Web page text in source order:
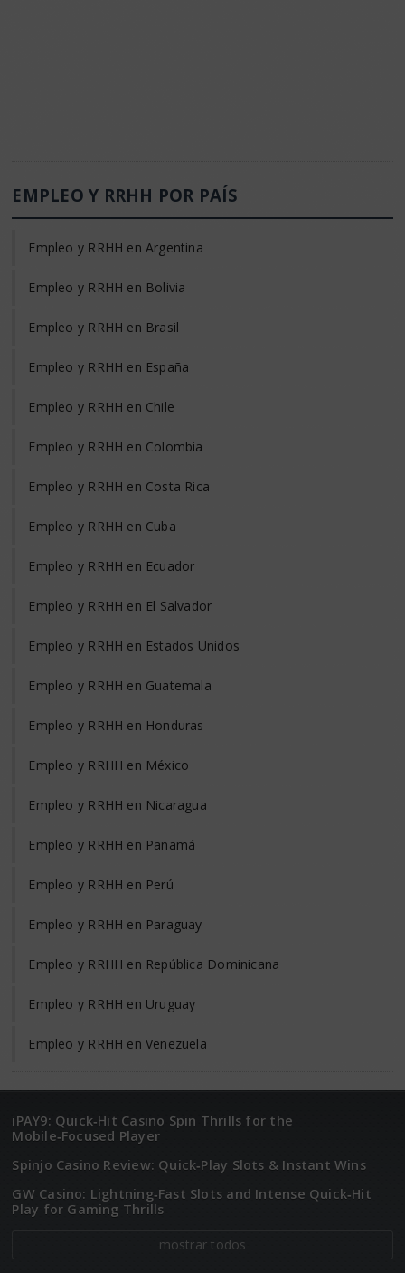
EMPLEO Y RRHH POR PAÍS
Empleo y RRHH en Argentina
Empleo y RRHH en Bolivia
Empleo y RRHH en Brasil
Empleo y RRHH en España
Empleo y RRHH en Chile
Empleo y RRHH en Colombia
Empleo y RRHH en Costa Rica
Empleo y RRHH en Cuba
Empleo y RRHH en Ecuador
Empleo y RRHH en El Salvador
Empleo y RRHH en Estados Unidos
Empleo y RRHH en Guatemala
Empleo y RRHH en Honduras
Empleo y RRHH en México
Empleo y RRHH en Nicaragua
Empleo y RRHH en Panamá
Empleo y RRHH en Perú
Empleo y RRHH en Paraguay
Empleo y RRHH en República Dominicana
Empleo y RRHH en Uruguay
Empleo y RRHH en Venezuela
iPAY9: Quick‑Hit Casino Spin Thrills for the
Mobile‑Focused Player
Spinjo Casino Review: Quick‑Play Slots & Instant Wins
GW Casino: Lightning‑Fast Slots and Intense Quick‑Hit
Play for Gaming Thrills
mostrar todos